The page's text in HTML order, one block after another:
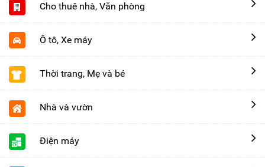
Cho thuê nhà, Văn phòng
Ô tô, Xe máy
Thời trang, Mẹ và bé
Nhà và vườn
Điện máy